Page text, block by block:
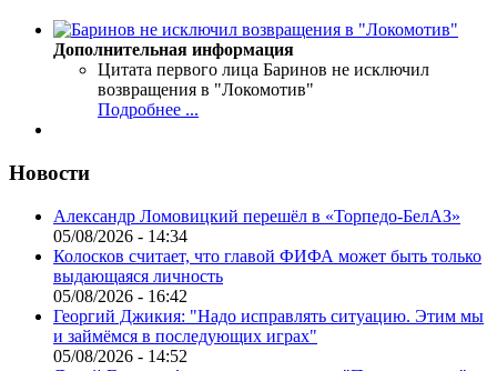
Дополнительная информация
Цитата первого лица Баринов не исключил
возвращения в "Локомотив"
Подробнее ...
Новости
Александр Ломовицкий перешёл в «Торпедо-БелАЗ»
05/08/2026 - 14:34
Колосков считает, что главой ФИФА может быть только
выдающаяся личность
05/08/2026 - 16:42
Георгий Джикия: "Надо исправлять ситуацию. Этим мы
и займёмся в последующих играх"
05/08/2026 - 14:52